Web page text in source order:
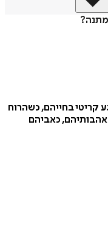
קריטי בחייהם, כשהרוח
אהבותיהם, כאביהם